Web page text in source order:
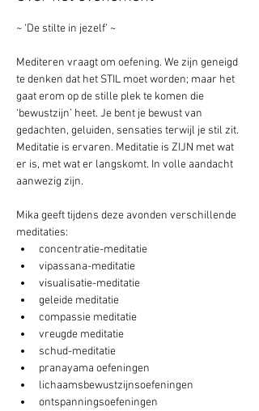
~ ‘De stilte in jezelf’ ~
Mediteren vraagt om oefening. We zijn geneigd
te denken dat het STIL moet worden; maar het
gaat erom op de stille plek te komen die
‘bewustzijn’ heet. Je bent je bewust van
gedachten, geluiden, sensaties terwijl je stil zit.
Meditatie is ervaren. Meditatie is ZIJN met wat
er is, met wat er langskomt. In volle aandacht
aanwezig zijn.
Mika geeft tijdens deze avonden verschillende
meditaties:
concentratie-meditatie
vipassana-meditatie
visualisatie-meditatie
geleide meditatie
compassie meditatie
vreugde meditatie
schud-meditatie
pranayama oefeningen
lichaamsbewustzijnsoefeningen
ontspanningsoefeningen